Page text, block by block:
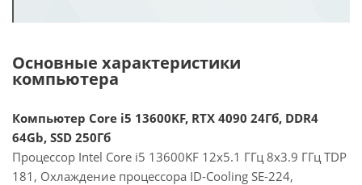
Основные характеристики
компьютера
Компьютер Core i5 13600KF, RTX 4090 24Гб, DDR4
64Gb, SSD 250Гб
Процессор Intel Core i5 13600KF 12x5.1 ГГц 8x3.9 ГГц TDP
181, Охлаждение процессора ID-Cooling SE-224,